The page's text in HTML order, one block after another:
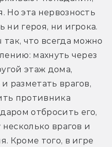
Но эта нервозность
ни героя, ни игрока.
что всегда можно
махнуть через
этаж дома,
разметать врагов,
противника
отбросить его,
врагов и
Кроме того, в игре